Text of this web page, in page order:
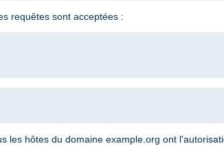
requêtes sont acceptées :
les hôtes du domaine example.org ont